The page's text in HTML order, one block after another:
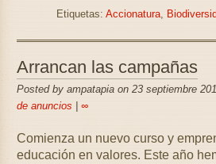
Etiquetas: Accionatura,
Arrancan las campañas
Posted by ampatapia on 23 septiembre
de anuncios
∞
Comienza un nuevo curso y
educación en valores. Este año